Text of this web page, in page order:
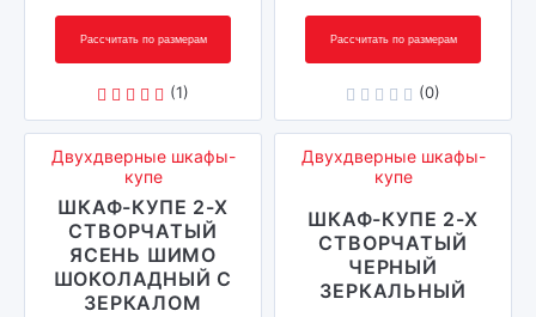
Рассчитать по размерам
(1)
Рассчитать по размерам
(0)
Двухдверные шкафы-
купе
ШКАФ-КУПЕ 2-Х
СТВОРЧАТЫЙ
ЯСЕНЬ ШИМО
ШОКОЛАДНЫЙ С
ЗЕРКАЛОМ
Двухдверные шкафы-
купе
ШКАФ-КУПЕ 2-Х
СТВОРЧАТЫЙ
ЧЕРНЫЙ
ЗЕРКАЛЬНЫЙ